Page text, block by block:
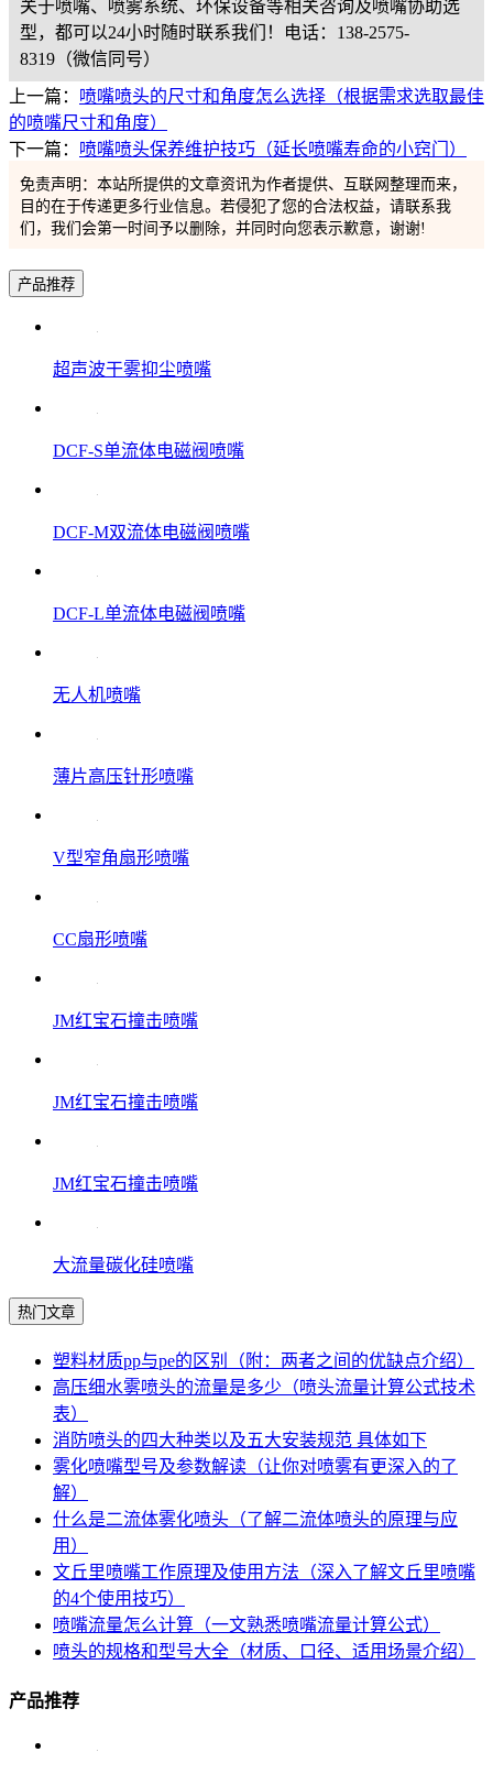
关于喷嘴、喷雾系统、环保设备等相关咨询及喷嘴协助选
型，都可以24小时随时联系我们！电话：138-2575-
8319（微信同号）
上一篇： 喷嘴喷头的尺寸和角度怎么选择（根据需求选取最佳
的喷嘴尺寸和角度）
下一篇： 喷嘴喷头保养维护技巧（延长喷嘴寿命的小窍门）
免责声明：本站所提供的文章资讯为作者提供、互联网整理而来，
目的在于传递更多行业信息。若侵犯了您的合法权益，请联系我
们，我们会第一时间予以删除，并同时向您表示歉意，谢谢!
产品推荐
超声波干雾抑尘喷嘴
DCF-S单流体电磁阀喷嘴
DCF-M双流体电磁阀喷嘴
DCF-L单流体电磁阀喷嘴
无人机喷嘴
薄片高压针形喷嘴
V型窄角扇形喷嘴
CC扇形喷嘴
JM红宝石撞击喷嘴
JM红宝石撞击喷嘴
JM红宝石撞击喷嘴
大流量碳化硅喷嘴
热门文章
塑料材质pp与pe的区别（附：两者之间的优缺点介绍）
高压细水雾喷头的流量是多少（喷头流量计算公式技术
表）
消防喷头的四大种类以及五大安装规范 具体如下
雾化喷嘴型号及参数解读（让你对喷雾有更深入的了
解）
什么是二流体雾化喷头（了解二流体喷头的原理与应
用）
文丘里喷嘴工作原理及使用方法（深入了解文丘里喷嘴
的4个使用技巧）
喷嘴流量怎么计算（一文熟悉喷嘴流量计算公式）
喷头的规格和型号大全（材质、口径、适用场景介绍）
产品推荐